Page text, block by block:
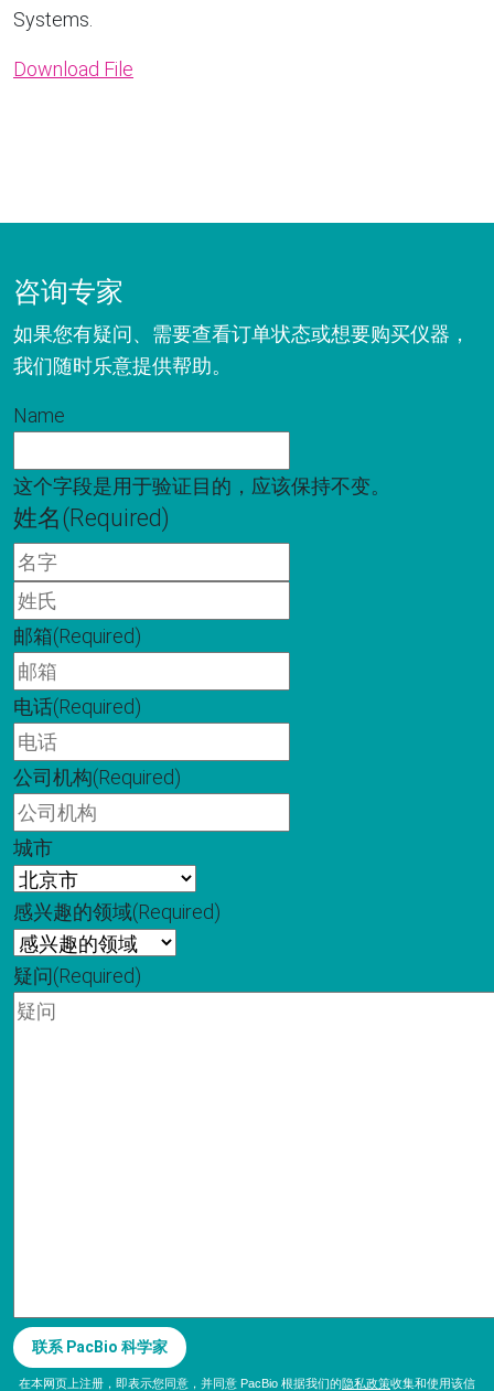
Systems.
Download File
咨询专家
如果您有疑问、需要查看订单状态或想要购买仪器，
我们随时乐意提供帮助。
Name
这个字段是用于验证目的，应该保持不变。
姓名(Required)
邮箱(Required)
电话(Required)
公司机构(Required)
城市
感兴趣的领域(Required)
疑问(Required)
在本网页上注册，即表示您同意，并同意 PacBio 根据我们的隐私政策收集和使用该信